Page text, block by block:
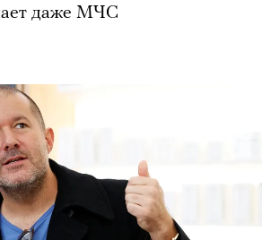
даже МЧС